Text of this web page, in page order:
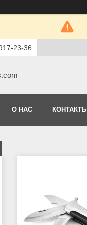
23-36
О НАС КОНТАКТЫ